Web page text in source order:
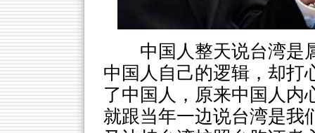
中国人整天说台湾是
中国人自己的逻辑，却打
了中国人，原来中国人内
就跟当年一边说台湾是我